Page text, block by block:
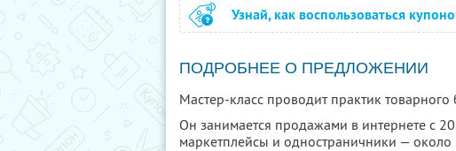
Узнай, как воспользоваться
ПОДРОБНЕЕ О ПРЕДЛОЖЕНИИ
Мастер-класс проводит практик
Он занимается продажами в интернете с
маркетплейсы и одностраничники —